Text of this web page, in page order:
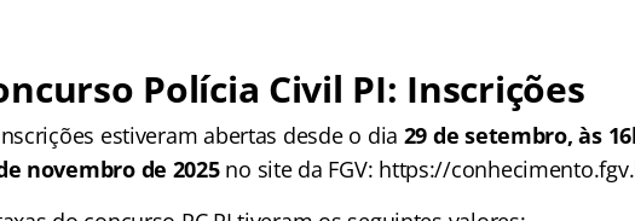
Polícia Civil PI: Inscrições
estiveram abertas desde o dia 29 de setembro, às
novembro de 2025no site da FGV: https://